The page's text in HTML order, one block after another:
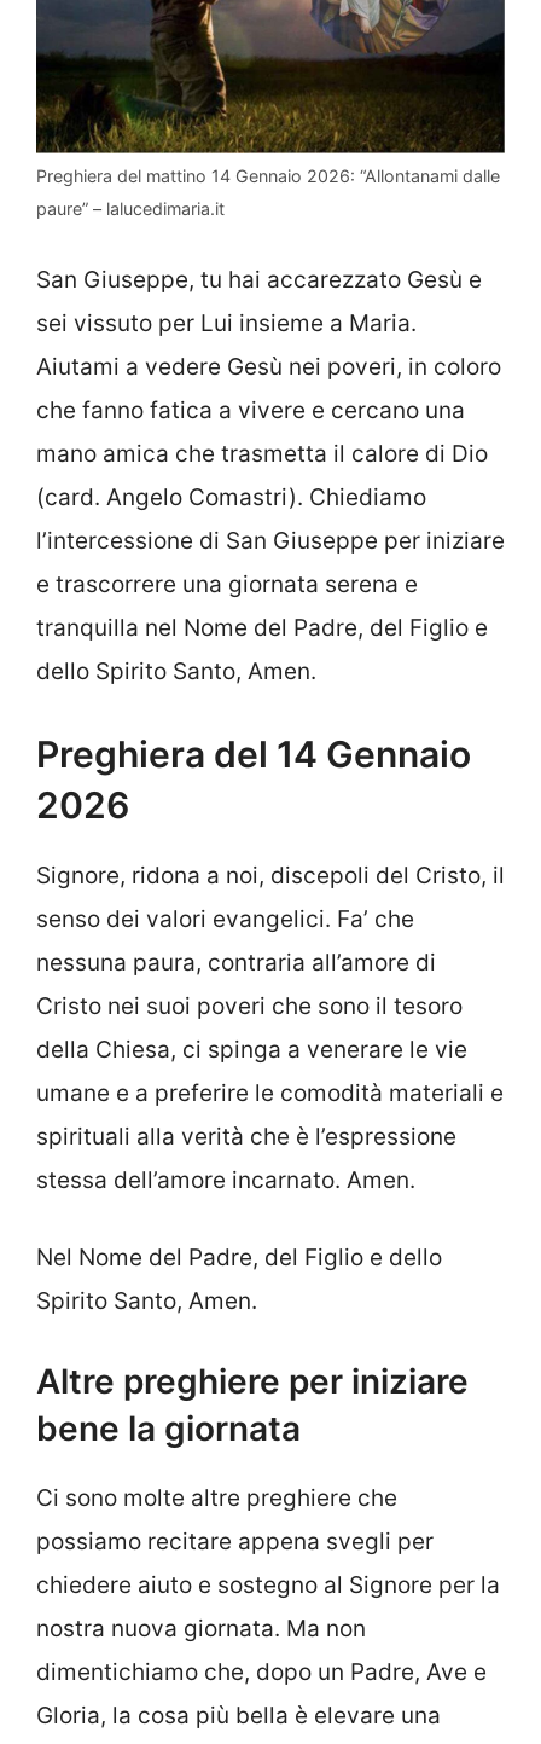
Preghiera del mattino 14 Gennaio 2026: “Allontanami dalle
paure” – lalucedimaria.it
San Giuseppe, tu hai accarezzato Gesù e
sei vissuto per Lui insieme a Maria.
Aiutami a vedere Gesù nei poveri, in coloro
che fanno fatica a vivere e cercano una
mano amica che trasmetta il calore di Dio
(card. Angelo Comastri). Chiediamo
l’intercessione di San Giuseppe per iniziare
e trascorrere una giornata serena e
tranquilla nel Nome del Padre, del Figlio e
dello Spirito Santo, Amen.
Preghiera del 14 Gennaio
2026
Signore, ridona a noi, discepoli del Cristo, il
senso dei valori evangelici. Fa’ che
nessuna paura, contraria all’amore di
Cristo nei suoi poveri che sono il tesoro
della Chiesa, ci spinga a venerare le vie
umane e a preferire le comodità materiali e
spirituali alla verità che è l’espressione
stessa dell’amore incarnato. Amen.
Nel Nome del Padre, del Figlio e dello
Spirito Santo, Amen.
Altre preghiere per iniziare
bene la giornata
Ci sono molte altre preghiere che
possiamo recitare appena svegli per
chiedere aiuto e sostegno al Signore per la
nostra nuova giornata. Ma non
dimentichiamo che, dopo un Padre, Ave e
Gloria, la cosa più bella è elevare una